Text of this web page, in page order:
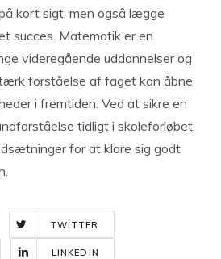
kort sigt, men også lægge
succes. Matematik er en
videregående uddannelser og
forståelse af faget kan åbne
i fremtiden. Ved at sikre en
tidligt i skoleforløbet,
for at klare sig godt
TWITTER
LINKEDIN